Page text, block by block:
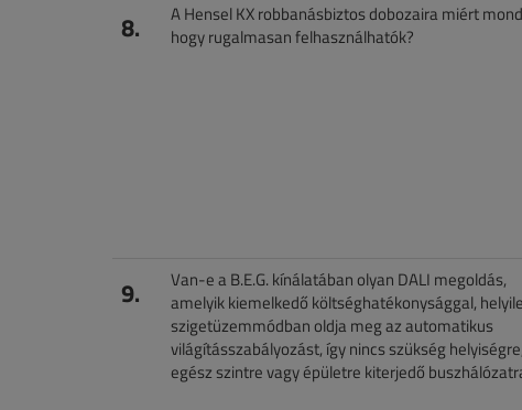
8.
A Hensel KX robbanásbiztos dobozaira miért
hogy rugalmasan felhasználhatók?
9.
Van-e a B.E.G. kínálatában olyan DALI megoldás,
amelyik kiemelkedő költséghatékonysággal,
szigetüzemmódban oldja meg az automatikus
világításszabályozást, így nincs szükség helyiségre,
egész szintre vagy épületre kiterjedő